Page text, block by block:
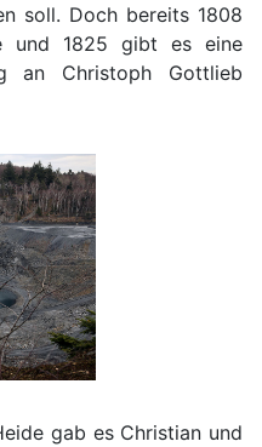
soll. Doch bereits 1808
und 1825 gibt es eine
an Christoph Gottlieb
gab es Christian und